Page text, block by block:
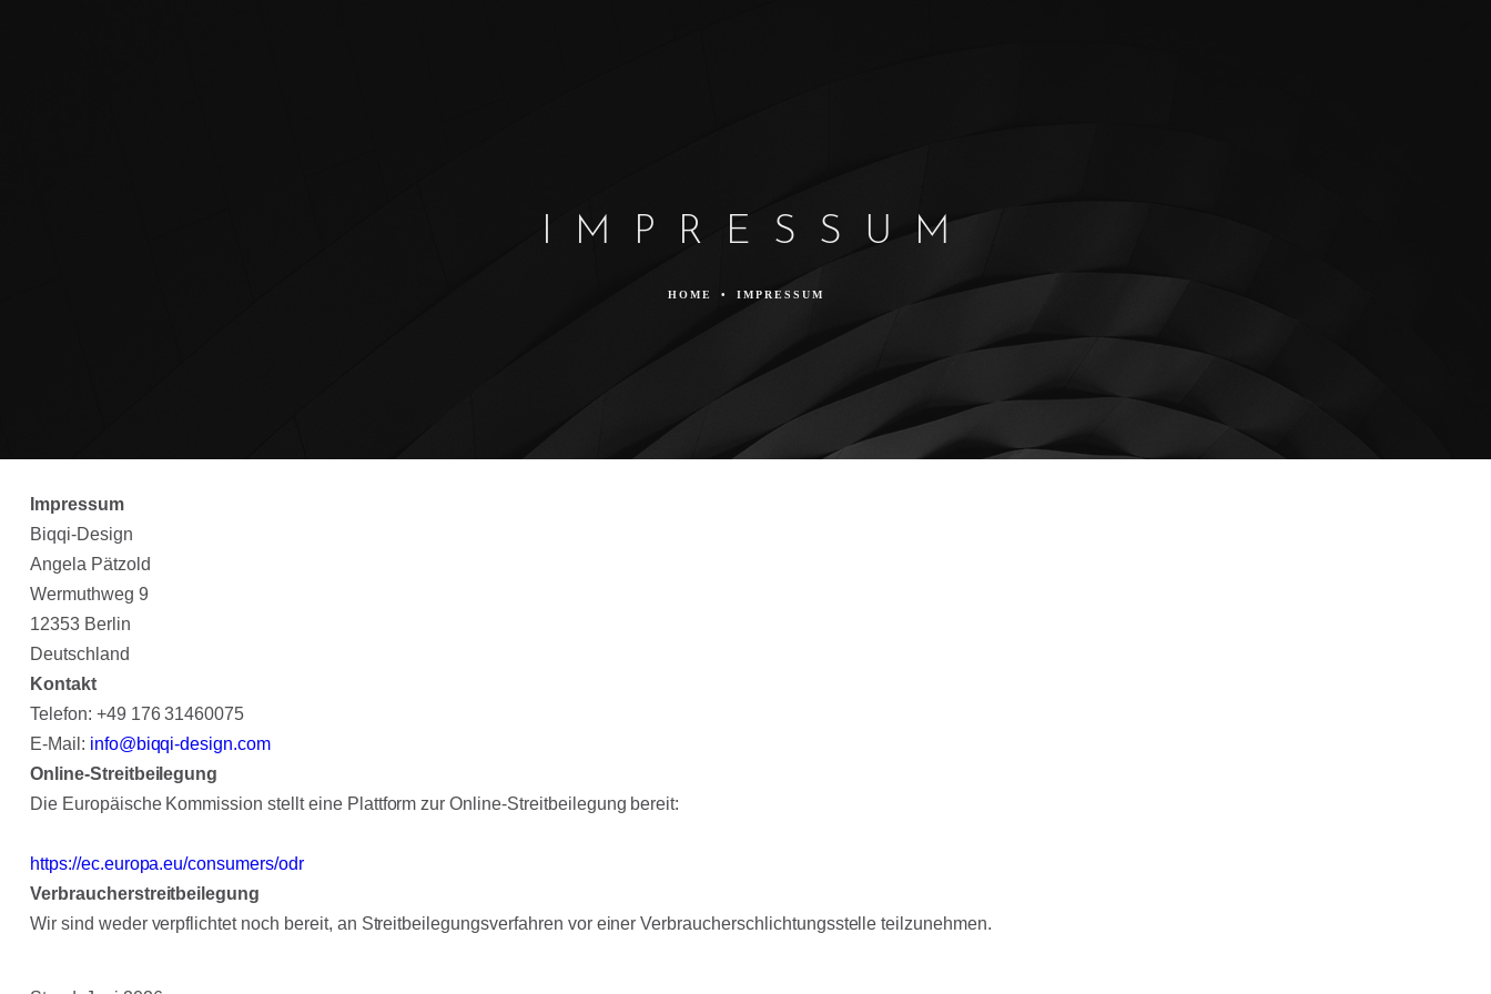
IMPRESSUM
HOME • IMPRESSUM
Impressum
Biqqi-Design
Angela Pätzold
Wermuthweg 9
12353 Berlin
Deutschland
Kontakt
Telefon: +49 176 31460075
E-Mail: info@biqqi-design.com
Online-Streitbeilegung
Die Europäische Kommission stellt eine Plattform zur Online-Streitbeilegung bereit:
https://ec.europa.eu/consumers/odr
Verbraucherstreitbeilegung
Wir sind weder verpflichtet noch bereit, an Streitbeilegungsverfahren vor einer Verbraucherschlichtungsstelle teilzunehmen.